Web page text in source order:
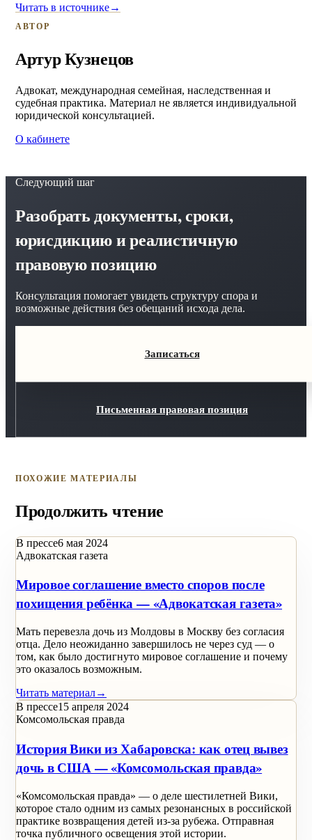
Читать в источнике→
АВТОР
Артур Кузнецов
Адвокат, международная семейная, наследственная и
судебная практика. Материал не является индивидуальной
юридической консультацией.
О кабинете
Следующий шаг
Разобрать документы, сроки,
юрисдикцию и реалистичную
правовую позицию
Консультация помогает увидеть структуру спора и
возможные действия без обещаний исхода дела.
Записаться
Письменная правовая позиция
ПОХОЖИЕ МАТЕРИАЛЫ
Продолжить чтение
В прессе6 мая 2024
Адвокатская газета
Мировое соглашение вместо споров после
похищения ребёнка — «Адвокатская газета»
Мать перевезла дочь из Молдовы в Москву без согласия
отца. Дело неожиданно завершилось не через суд — о
том, как было достигнуто мировое соглашение и почему
это оказалось возможным.
Читать материал→
В прессе15 апреля 2024
Комсомольская правда
История Вики из Хабаровска: как отец вывез
дочь в США — «Комсомольская правда»
«Комсомольская правда» — о деле шестилетней Вики,
которое стало одним из самых резонансных в российской
практике возвращения детей из-за рубежа. Отправная
точка публичного освещения этой истории.